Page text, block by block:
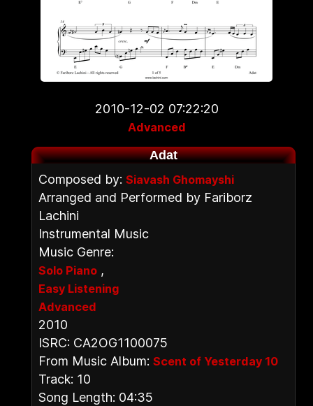
2010-12-02 07:22:20
Advanced
Adat
Composed by: Siavash Ghomayshi
Arranged and Performed by Fariborz
Lachini
Instrumental Music
Music Genre:
Solo Piano ,
Easy Listening
Advanced
2010
ISRC: CA2OG1100075
From Music Album: Scent of Yesterday 10
Track: 10
Song Length: 04:35